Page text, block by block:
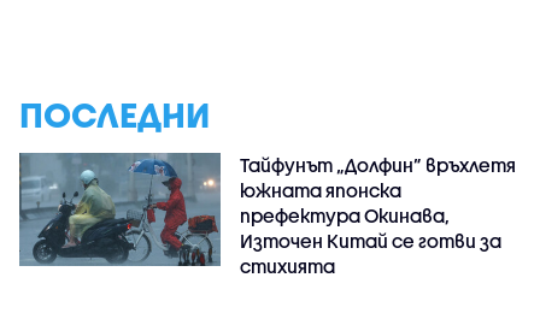
ПОСЛЕДНИ
Тайфунът „Долфин” връхлетя
южната японска
префектура Окинава,
Източен Китай се готви за
стихията